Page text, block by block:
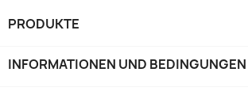
PRODUKTE
INFORMATIONEN UND BEDINGUNGEN